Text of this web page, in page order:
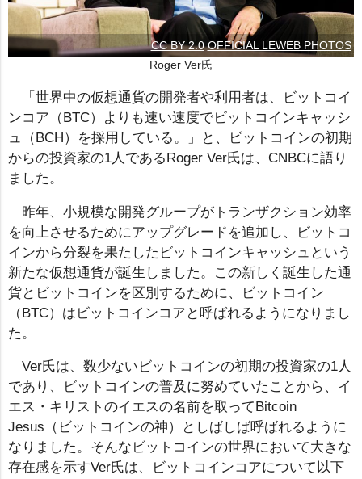
CC BY 2.0 OFFICIAL LEWEB PHOTOS
Roger Ver氏
「世界中の仮想通貨の開発者や利用者は、ビットコイ
ンコア（BTC）よりも速い速度でビットコインキャッシ
ュ（BCH）を採用している。」と、ビットコインの初期
からの投資家の1人であるRoger Ver氏は、CNBCに語り
ました。
昨年、小規模な開発グループがトランザクション効率
を向上させるためにアップグレードを追加し、ビットコ
インから分裂を果たしたビットコインキャッシュという
新たな仮想通貨が誕生しました。この新しく誕生した通
貨とビットコインを区別するために、ビットコイン
（BTC）はビットコインコアと呼ばれるようになりまし
た。
Ver氏は、数少ないビットコインの初期の投資家の1人
であり、ビットコインの普及に努めていたことから、イ
エス・キリストのイエスの名前を取ってBitcoin
Jesus（ビットコインの神）としばしば呼ばれるように
なりました。そんなビットコインの世界において大きな
存在感を示すVer氏は、ビットコインコアについて以下